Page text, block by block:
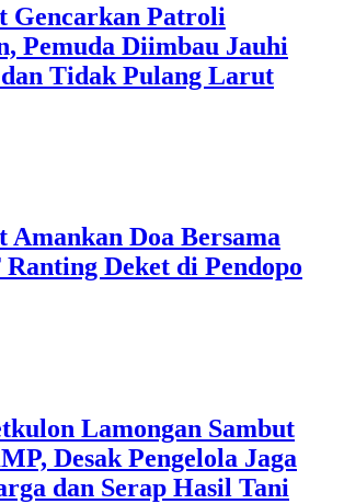
Gencarkan Patroli
Pemuda Diimbau Jauhi
Tidak Pulang Larut
Amankan Doa Bersama
Deket di Pendopo
Lamongan Sambut
Desak Pengelola Jaga
dan Serap Hasil Tani